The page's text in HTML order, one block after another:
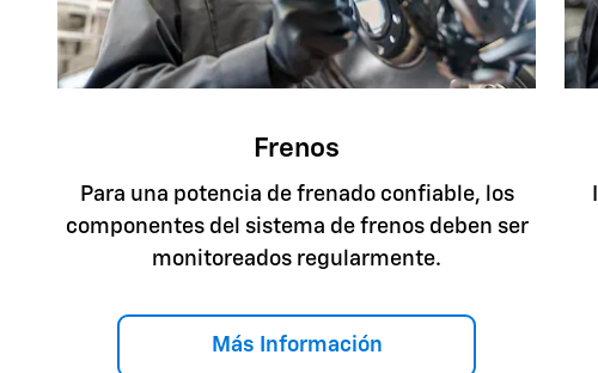
Frenos
Para una potencia de frenado confiable, los
componentes del sistema de frenos deben ser
monitoreados regularmente.
Más Información